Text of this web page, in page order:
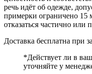
речь идёт об одежде,
примерки ограничено
отказаться частично или
Доставка бесплатна при
*Действует ли в
уточняйте у